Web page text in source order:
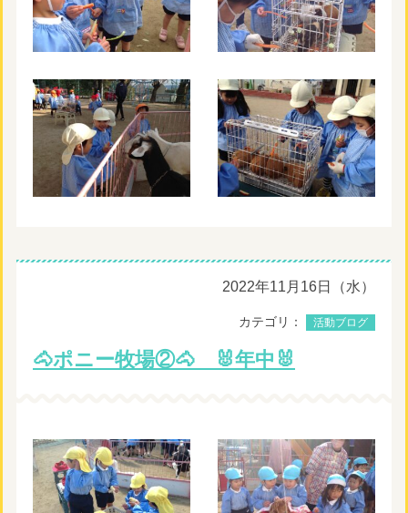
2022年11月16日（水）
カテゴリ： 活動ブログ
🐴ポニー牧場②🐴 🐰年中🐰